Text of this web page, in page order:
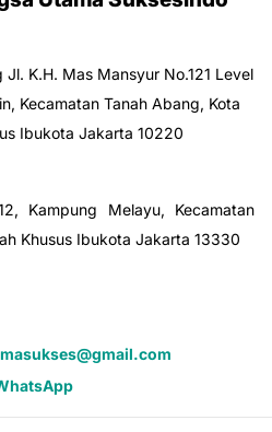
K.H. Mas Mansyur No.121 Level
Kecamatan Tanah Abang, Kota
Ibukota Jakarta 10220
Kampung Melayu, Kecamatan
Khusus Ibukota Jakarta 13330